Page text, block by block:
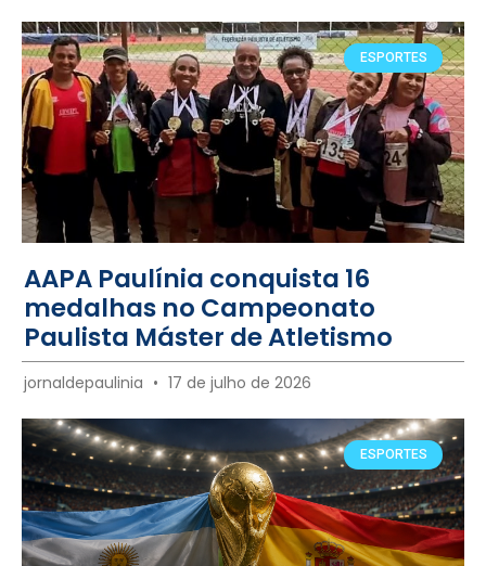
ESPORTES
AAPA Paulínia conquista 16
medalhas no Campeonato
Paulista Máster de Atletismo
jornaldepaulinia 17 de julho de 2026
ESPORTES